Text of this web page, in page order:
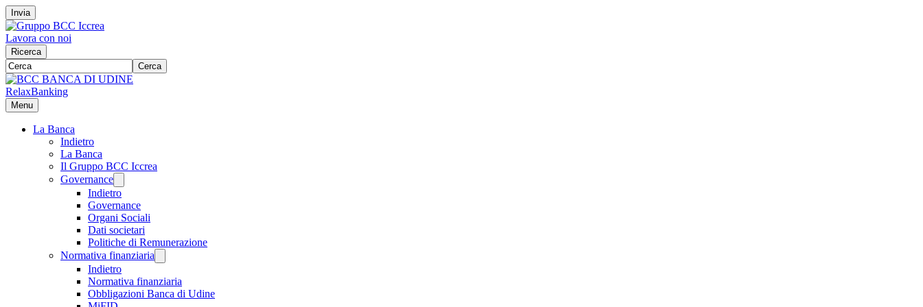
Invia
Lavora con noi
Ricerca
Cerca
RelaxBanking
Menu
La Banca
Indietro
La Banca
Il Gruppo BCC Iccrea
Governance
Indietro
Governance
Organi Sociali
Dati societari
Politiche di Remunerazione
Normativa finanziaria
Indietro
Normativa finanziaria
Obbligazioni Banca di Udine